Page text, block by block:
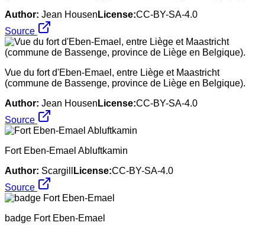
Author: Jean Housen License:CC-BY-SA-4.0
Source
Vue du fort d'Eben-Emael, entre Liège et Maastricht
(commune de Bassenge, province de Liège en Belgique).
Author: Jean Housen License:CC-BY-SA-4.0
Source
Fort Eben-Emael Abluftkamin
Author: Scargill License:CC-BY-SA-4.0
Source
badge Fort Eben-Emael